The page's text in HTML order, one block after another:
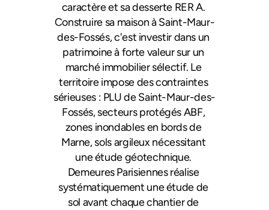
caractère et sa desserte RER A.
Construire sa maison à Saint-Maur-
des-Fossés, c'est investir dans un
patrimoine à forte valeur sur un
marché immobilier sélectif. Le
territoire impose des contraintes
sérieuses : PLU de Saint-Maur-des-
Fossés, secteurs protégés ABF,
zones inondables en bords de
Marne, sols argileux nécessitant
une étude géotechnique.
Demeures Parisiennes réalise
systématiquement une étude de
sol avant chaque chantier de